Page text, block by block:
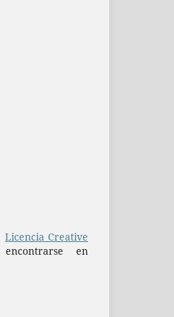
Licencia Creative
en